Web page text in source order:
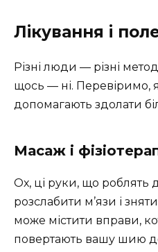
Лікування і
Різні люди — різні
щось — ні. Перевіримо,
допомагають здолати
Масаж і
Ох, ці руки, що роблять
розслабити м’язи і
може містити вправи,
повертають вашу шию